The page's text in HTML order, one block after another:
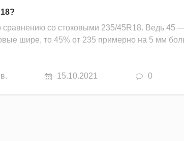
сравнению со стоковыми 235/45R18. Ведь 45
шире, то 45% от 235 примерно на 5 мм
15.10.2021 0